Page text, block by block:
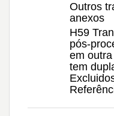
Outros
anexos
H59
pós-
em
tem